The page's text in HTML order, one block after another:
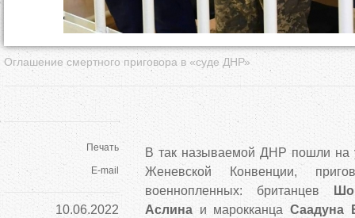
Оглашение смертного приговора в «суде ДНР»
Печать
E-mail
10.06.2022
В так называемой ДНР пошли
Женевской Конвенции,
военнопленных: британцев
Аслина и марокканца Саадуна